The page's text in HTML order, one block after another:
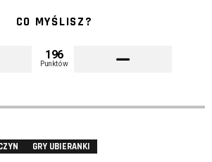
CO MYŚLISZ?
196
Punktów
GRY UBIERANKI